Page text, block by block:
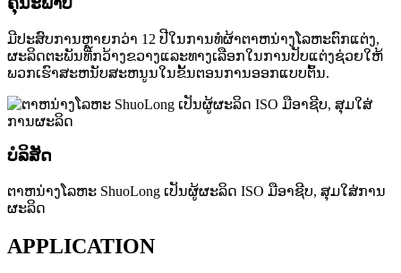
ມີປະສົບການຫຼາຍກວ່າ 12 ປີໃນການທໍຜ້າຕາຫນ່າງໂລຫະຕົກແຕ່ງ,
ຜະລິດຕະພັນທີ່ກວ້າງຂວາງແລະທາງເລືອກໃນການປັບແຕ່ງຊ່ວຍໃຫ້
ພວກເຮົາສະຫນັບສະຫນູນໃນຂັ້ນຕອນການອອກແບບຕົ້ນ.
ບໍລິສັດ
ຕາຫນ່າງໂລຫະ ShuoLong ເປັນຜູ້ຜະລິດ ISO ມືອາຊີບ, ສຸມໃສ່ການ
ຜະລິດ
APPLICATION